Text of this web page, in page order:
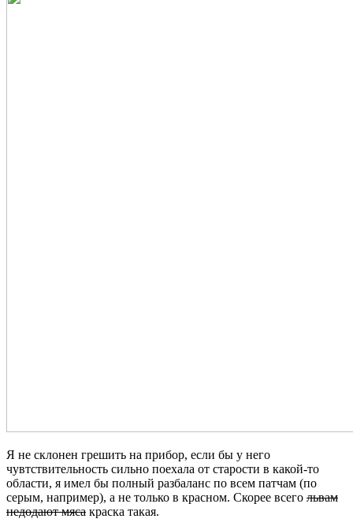
Я не склонен грешить на прибор, если бы у него
чувтствительность сильно поехала от старости в какой-то
области, я имел бы полный разбаланс по всем патчам (по
серым, например), а не только в красном. Скорее всего львам
недодают мяса краска такая.